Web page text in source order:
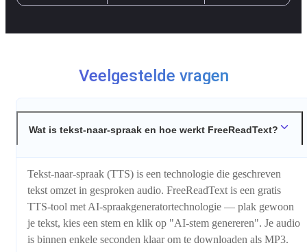
Veelgestelde vragen
Wat is tekst-naar-spraak en hoe werkt FreeReadText?
Tekst-naar-spraak (TTS) is een technologie die geschreven
tekst omzet in gesproken audio. FreeReadText is een gratis
TTS-tool met AI-spraakgeneratortechnologie — plak gewoon
je tekst, kies een stem en klik op "AI-stem genereren". Je audio
is binnen enkele seconden klaar om te downloaden als MP3.